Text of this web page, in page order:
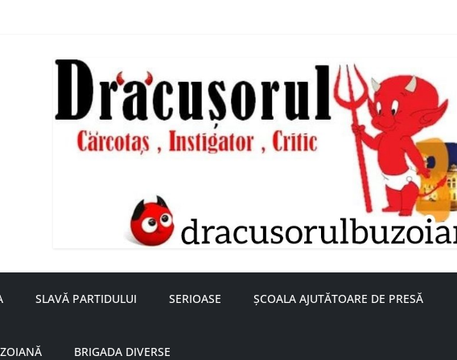
SLAVĂ PARTIDULUI SERIOASE ȘCOALA AJUTĂTOARE DE PRESĂ
BRIGADA DIVERSE